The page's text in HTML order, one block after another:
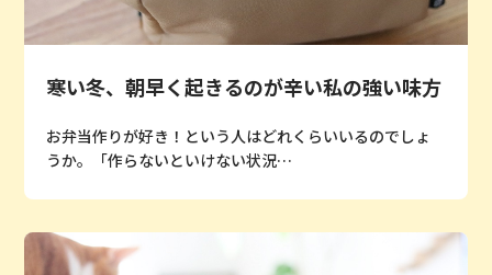
寒い冬、朝早く起きるのが辛い私の強い味方
お弁当作りが好き！という人はどれくらいいるのでしょ
うか。「作らないといけない状況…